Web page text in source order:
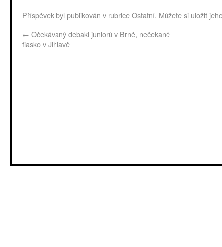
Příspěvek byl publikován v rubriceOstatní. Můžete si uložit
← Očekávaný debakl juniorů v Brně, nečekané
fiasko v Jihlavě